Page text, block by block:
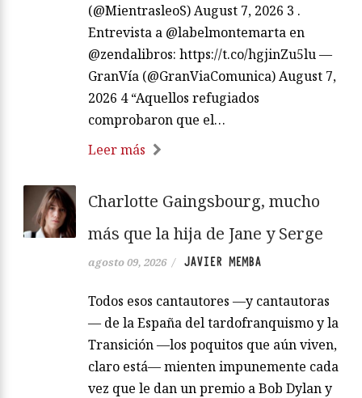
(@MientrasleoS) August 7, 2026 3 .
Entrevista a @labelmontemarta en
@zendalibros: https://t.co/hgjinZu5lu —
GranVía (@GranViaComunica) August 7,
2026 4 “Aquellos refugiados
comprobaron que el…
Leer más
Charlotte Gaingsbourg, mucho
más que la hija de Jane y Serge
agosto 09, 2026 / JAVIER MEMBA
Todos esos cantautores —y cantautoras
— de la España del tardofranquismo y la
Transición —los poquitos que aún viven,
claro está— mienten impunemente cada
vez que le dan un premio a Bob Dylan y